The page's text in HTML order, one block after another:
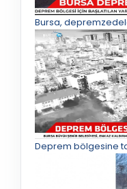
Bursa,
Deprem bölgesine